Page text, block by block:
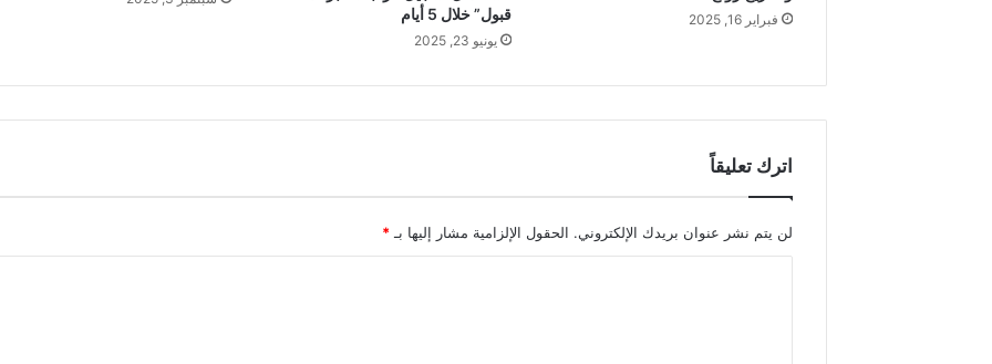
فبراير 16, 2025
قبول” خلال 5 أيام
يونيو 23, 2025
اترك تعليقاً
لن يتم نشر عنوان بريدك الإلكتروني. الحقول الإلزامية مشار إليها بـ*